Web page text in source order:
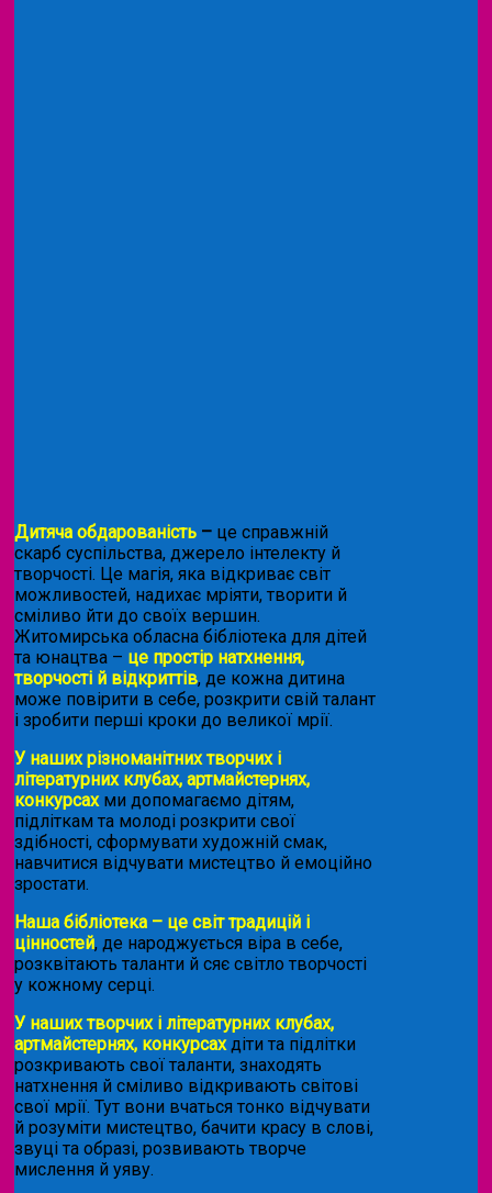
Дитяча обдарованість – це справжній
скарб суспільства, джерело інтелекту й
творчості. Це магія, яка відкриває світ
можливостей, надихає мріяти, творити й
сміливо йти до своїх вершин.
Житомирська обласна бібліотека для дітей
та юнацтва – це простір натхнення,
творчості й відкриттів, де кожна дитина
може повірити в себе, розкрити свій талант
і зробити перші кроки до великої мрії.
У наших різноманітних творчих і
літературних клубах, артмайстернях,
конкурсахми допомагаємо дітям,
підліткам та молоді розкрити свої
здібності, сформувати художній смак,
навчитися відчувати мистецтво й емоційно
зростати.
Наша бібліотека – це світ традицій і
цінностей, де народжується віра в себе,
розквітають таланти й сяє світло творчості
у кожному серці.
У наших творчих і літературних клубах,
артмайстернях, конкурсахдіти та підлітки
розкривають свої таланти, знаходять
натхнення й сміливо відкривають світові
свої мрії. Тут вони вчаться тонко відчувати
й розуміти мистецтво, бачити красу в слові,
звуці та образі, розвивають творче
мислення й уяву.